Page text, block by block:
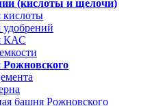
(кислоты и щелочи)
кислоты
удобрений
КАС
башня Рожновского